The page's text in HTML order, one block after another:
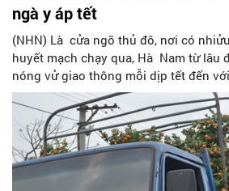
ngà y áp tết
(NHN) Là cử­a ngõ thủ đô, nơi có
huyết mạch chạy qua, Hà Nam từ lâu
nóng vử giao thông mỗi dịp tết đến
phương tiện giao thông dà y đặc. Mặc
việc song, trước thời khắc giao thừa
tá Nguyễn Khánh Trường- Đội trưởng
Cảnh sát giao thông (CSGT) tỉnh Hà
Phóng viên Báo Người Hà Nội cuộc
hình giao thông trên địa bà n ngà y